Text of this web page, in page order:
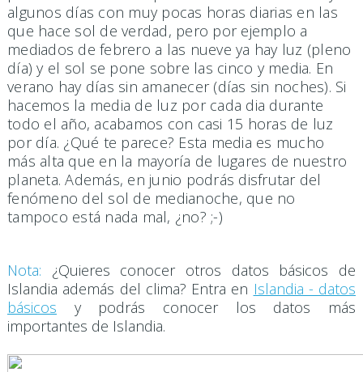
algunos días con muy pocas horas diarias en las
que hace sol de verdad, pero por ejemplo a
mediados de febrero a las nueve ya hay luz (pleno
día) y el sol se pone sobre las cinco y media. En
verano hay días sin amanecer (días sin noches). Si
hacemos la media de luz por cada dia durante
todo el año, acabamos con casi 15 horas de luz
por día. ¿Qué te parece? Esta media es mucho
más alta que en la mayoría de lugares de nuestro
planeta. Además, en junio podrás disfrutar del
fenómeno del sol de medianoche, que no
tampoco está nada mal, ¿no? ;-)
Nota: ¿Quieres conocer otros datos básicos de
Islandia además del clima? Entra en Islandia - datos
básicos y podrás conocer los datos más
importantes de Islandia.